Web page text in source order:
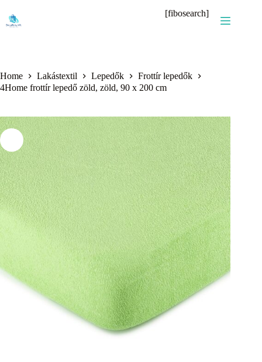
content
[fibosearch]
Home Lakástextil Lepedők
Frottír lepedők
4Home frottír lepedő zöld, zöld, 90 x 200 cm